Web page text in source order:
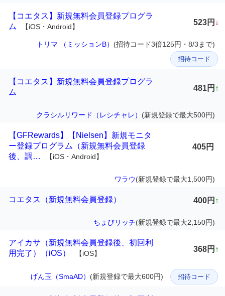
【コエタス】新規無料会員登録プログラ
ム
【iOS・Android】 523円 ↓
トリマ （ミッションB） (招待コード3倍125円・8/3まで)
招待コード
【コエタス】新規無料会員登録プログラ
ム
481円 ↑
クラシルリワード（レシチャレ） (新規登録で最大500円)
【GFRewards】【Nielsen】新規モニタ
ー登録プログラム（新規無料会員登録
後、調…
【iOS・Android】
405円
ワラウ(新規登録で最大1,500円)
コエタス（新規無料会員登録） 400円 ↑
ちょびリッチ(新規登録で最大2,150円)
アイカサ（新規無料会員登録後、初回利
用完了）（iOS）
【iOS】 368円 ↑
げん玉（SmaAD） (新規登録で最大600円) 招待コード